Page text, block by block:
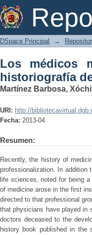
Los médicos
en México,
DSpace Principal →
Los médicos
historiografía
Martínez Barbosa,
URI: http://
Fecha: 2013-04
Resumen:
Recently, the history of
professionalization. In addition
life sciences, noted for being
of medicine arose in the first
directed to that professional
that physicians have played in
doctors deceased to the
history book published in the